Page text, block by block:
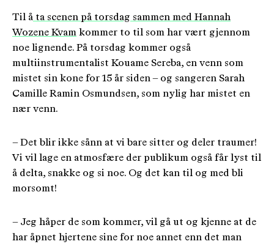
Til å ta scenen på torsdag sammen med Hannah
Wozene Kvam kommer to til som har vært gjennom
noe lignende. På torsdag kommer også
multiinstrumentalist Kouame Sereba, en venn som
mistet sin kone for 15 år siden – og sangeren Sarah
Camille Ramin Osmundsen, som nylig har mistet en
nær venn.
– Det blir ikke sånn at vi bare sitter og deler traumer!
Vi vil lage en atmosfære der publikum også får lyst til
å delta, snakke og si noe. Og det kan til og med bli
morsomt!
– Jeg håper de som kommer, vil gå ut og kjenne at de
har åpnet hjertene sine for noe annet enn det man